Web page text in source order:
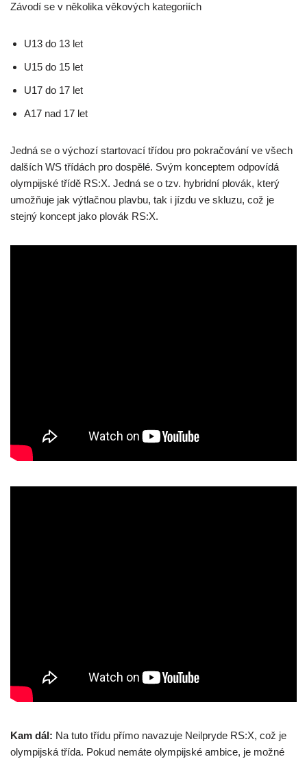
Závodí se v několika věkových kategoriích
U13 do 13 let
U15 do 15 let
U17 do 17 let
A17 nad 17 let
Jedná se o výchozí startovací třídou pro pokračování ve všech
dalších WS třídách pro dospělé. Svým konceptem odpovídá
olympijské třídě RS:X. Jedná se o tzv. hybridní plovák, který
umožňuje jak výtlačnou plavbu, tak i jízdu ve skluzu, což je
stejný koncept jako plovák RS:X.
Kam dál: Na tuto třídu přímo navazuje Neilpryde RS:X, což je
olympijská třída. Pokud nemáte olympijské ambice, je možné